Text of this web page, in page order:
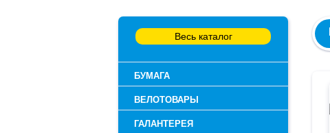
Весь каталог
БУМАГА
ВЕЛОТОВАРЫ
ГАЛАНТЕРЕЯ